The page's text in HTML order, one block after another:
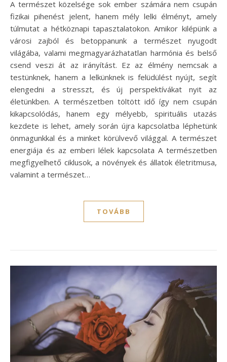
A természet közelsége sok ember számára nem csupán
fizikai pihenést jelent, hanem mély lelki élményt, amely
túlmutat a hétköznapi tapasztalatokon. Amikor kilépünk a
városi zajból és betoppanunk a természet nyugodt
világába, valami megmagyarázhatatlan harmónia és belső
csend veszi át az irányítást. Ez az élmény nemcsak a
testünknek, hanem a lelkünknek is felüdülést nyújt, segít
elengedni a stresszt, és új perspektívákat nyit az
életünkben. A természetben töltött idő így nem csupán
kikapcsolódás, hanem egy mélyebb, spirituális utazás
kezdete is lehet, amely során újra kapcsolatba léphetünk
önmagunkkal és a minket körülvevő világgal. A természet
energiája és az emberi lélek kapcsolata A természetben
megfigyelhető ciklusok, a növények és állatok életritmusa,
valamint a természet…
TOVÁBB